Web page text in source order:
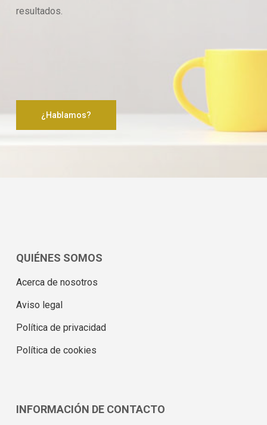
resultados.
¿Hablamos?
QUIÉNES SOMOS
Acerca de nosotros
Aviso legal
Política de privacidad
Política de cookies
INFORMACIÓN DE CONTACTO